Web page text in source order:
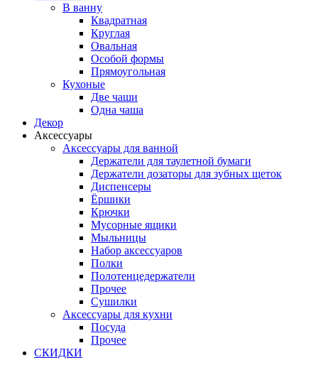
В ванну
Квадратная
Круглая
Овальная
Особой формы
Прямоугольная
Кухоные
Две чаши
Одна чаша
Декор
Аксессуары
Аксессуары для ванной
Держатели для таулетной бумаги
Держатели дозаторы для зубных щеток
Диспенсеры
Ёршики
Крючки
Мусорные ящики
Мыльницы
Набор аксессуаров
Полки
Полотенцедержатели
Прочее
Сушилки
Аксессуары для кухни
Посуда
Прочее
СКИДКИ